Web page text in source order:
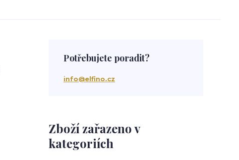
Zboží zařazeno v
kategoriích
Potřebujete poradit?
info@elfino.cz